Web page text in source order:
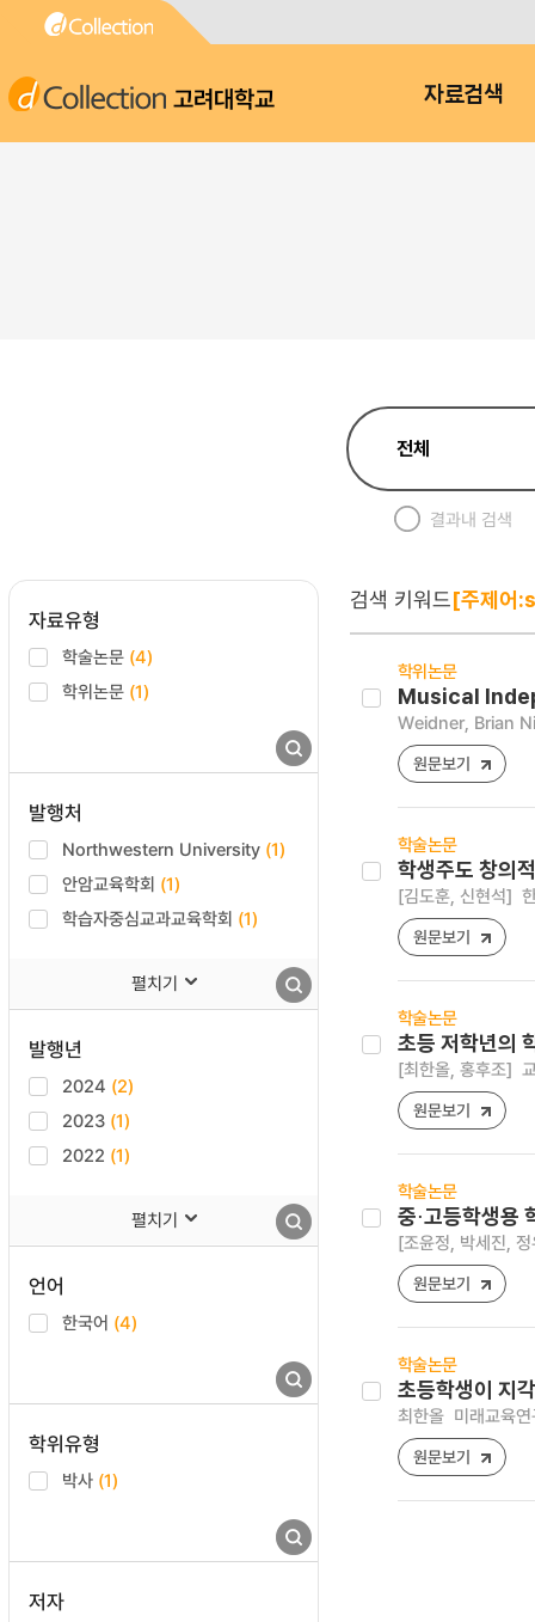
고려대학교 자료검색
결과내 검색
자료유형
학술논문 (4)
학위논문 (1)
발행처
Northwestern University (1)
안암교육학회 (1)
학습자중심교과교육학회 (1)
펼치기
발행년
2024 (2)
2023 (1)
2022 (1)
펼치기
언어
한국어 (4)
학위유형
박사 (1)
저자
검색 키워드[주제
학위논문
Musical
Weidner, Brian
원문보기
학술논문
학생주도 창의
[김도훈, 신현석]
원문보기
학술논문
초등 저학년의
[최한올, 홍후조]
원문보기
학술논문
중⋅고등학생용
[조윤정, 박세진,
원문보기
학술논문
초등학생이 지
최한올 미래교육
원문보기